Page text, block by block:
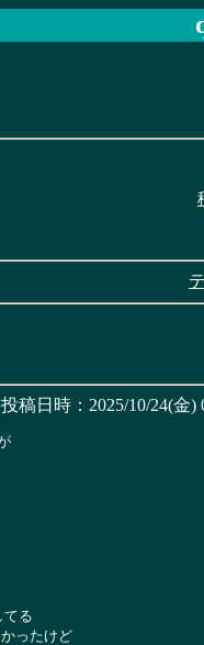
投稿日時：2025/10/24(金)
てる
ったけど